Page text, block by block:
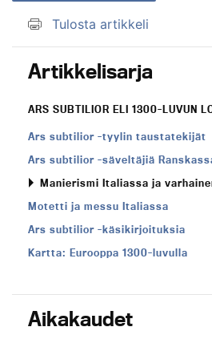
Tulosta artikkeli
Artikkelisarja
ARS SUBTILIOR ELI 1300-LUVUN
Ars subtilior -tyylin taustatekijät
Ars subtilior -säveltäjiä
Manierismi Italiassa ja
Motetti ja messu Italiassa
Ars subtilior -käsikirjoituksia
Kartta: Eurooppa 1300-luvulla
Aikakaudet